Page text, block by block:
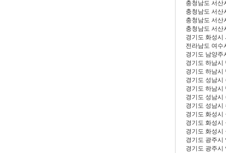
충청남도 서산
충청남도 서산
충청남도 서산
충청남도 서산
경기도 화성시
전라남도 여수
경기도 남양주
경기도 하남시
경기도 하남시
경기도 성남시
경기도 하남시
경기도 성남시
경기도 성남시
경기도 화성시
경기도 화성시
경기도 화성시
경기도 광주시
경기도 광주시